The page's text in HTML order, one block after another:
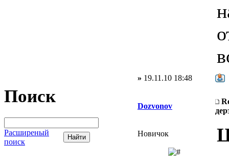
Поиск
Расширеный
поиск
» 19.11.10 18:48
Dozvonov
Новичок